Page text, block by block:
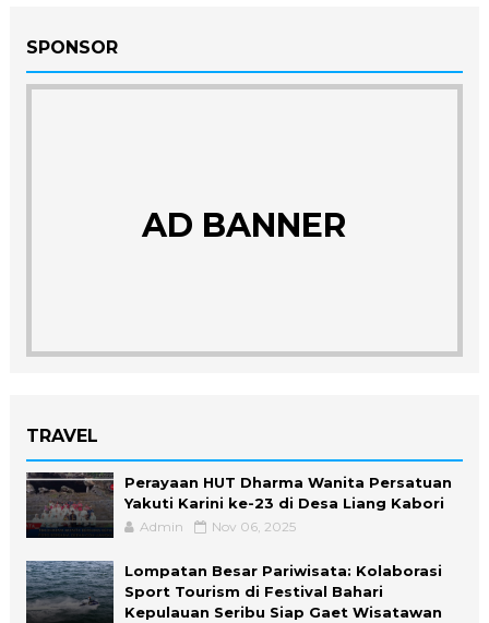
SPONSOR
AD BANNER
TRAVEL
Perayaan HUT Dharma Wanita Persatuan
Yakuti Karini ke-23 di Desa Liang Kabori
Admin Nov 06, 2025
Lompatan Besar Pariwisata: Kolaborasi
Sport Tourism di Festival Bahari
Kepulauan Seribu Siap Gaet Wisatawan